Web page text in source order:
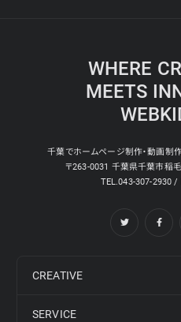
WHERE
MEETS
千葉でホームページ制作・動画制
〒263-0031 千葉県千葉市稲
TEL.043-307-2930 /
CREATIVE
SERVICE